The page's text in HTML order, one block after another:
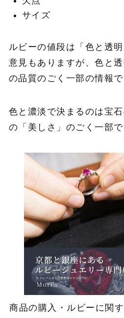
サイズ
ルビーの値段は「色と透
意見もありますが、色と
の品質のごく一部の情報で
色と濃淡で決まるのは宝
の「美しさ」のごく一部で
商品の購入・ルビーに関